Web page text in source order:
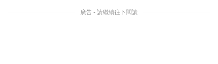
廣告 - 請繼續往下閱讀